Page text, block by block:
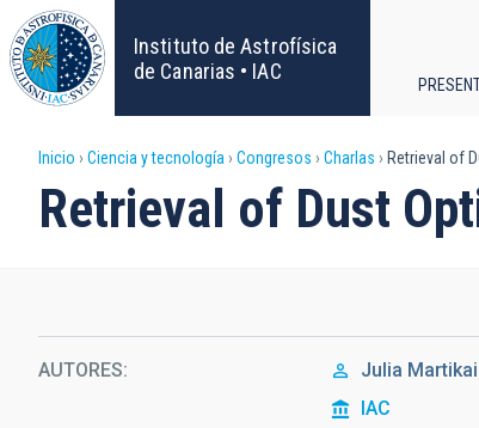
Pasar
al
contenido
principal
Instituto de Astrofísica
de Canarias • IAC
Sobrescribir
enlaces
ayuda
a
Inicio Ciencia y tecnología Congresos Charlas Retrieval of
Retrieval of Dust
AUTORES
Julia
IAC